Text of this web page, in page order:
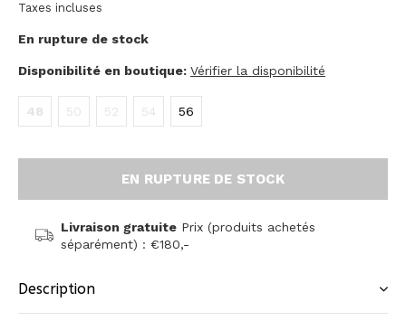
Taxes incluses
En rupture de stock
Disponibilité en boutique: Vérifier la disponibilité
48 50 52 54 56
EN RUPTURE DE STOCK
Livraison gratuitePrix (produits achetés
séparément) : €180,-
Description